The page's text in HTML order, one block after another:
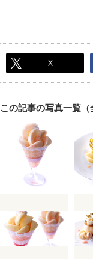
X
この記事の写真一覧（